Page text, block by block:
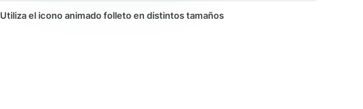
Utiliza el icono animado folleto en distintos tamaños